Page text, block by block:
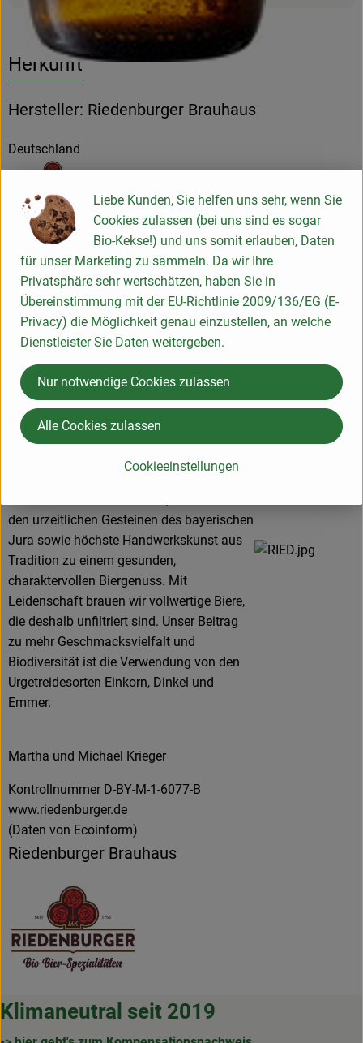
Herkunft
Hersteller: Riedenburger Brauhaus
Deutschland
RIEDENBURGER BRAUHAUS
Michael Krieger GmbH & Co. KG
D 93339 Riedenburg
Lieber Biergenießer,
inmitten der romantischen Landschaft des
bayerischen Altmühltals liegt das
RIEDENBURGER Brauhaus.
Die hier hergestellten Bierspezialitäten sind
ebenso urtypisch wie der Landstrich, aus
dem sie kommen. In unserer
den urzeitlichen Gesteinen des bayerischen
Jura sowie höchste Handwerkskunst aus
Tradition zu einem gesunden,
charaktervollen Biergenuss. Mit
Leidenschaft brauen wir vollwertige Biere,
die deshalb unfiltriert sind. Unser Beitrag
zu mehr Geschmacksvielfalt und
Biodiversität ist die Verwendung von den
Urgetreidesorten Einkorn, Dinkel und
Emmer.
Martha und Michael Krieger
Kontrollnummer D-BY-M-1-6077-B
www.riedenburger.de
(Daten von Ecoinform)
Riedenburger Brauhaus
Klimaneutral seit 2019
Liebe Kunden, Sie helfen uns sehr, wenn Sie
Cookies zulassen (bei uns sind es sogar
Bio-Kekse!) und uns somit erlauben, Daten
für unser Marketing zu sammeln. Da wir Ihre
Privatsphäre sehr wertschätzen, haben Sie in
Übereinstimmung mit der EU-Richtlinie 2009/136/EG (E-
Privacy) die Möglichkeit genau einzustellen, an welche
Dienstleister Sie Daten weitergeben.
Cookieeinstellungen
Nur notwendige Cookies zulassen
Alle Cookies zulassen